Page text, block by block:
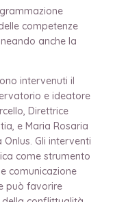
competenze
anche la
intervenuti il
e ideatore
Direttrice
e Maria Rosaria
Gli interventi
come strumento
comunicazione
può favorire